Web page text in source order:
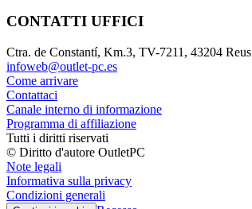
CONTATTI UFFICI
Ctra. de Constantí, Km.3, TV-7211, 43204 Reus
infoweb@outlet-pc.es
Come arrivare
Contattaci
Canale interno di informazione
Programma di affiliazione
Tutti i diritti riservati
© Diritto d'autore OutletPC
Note legali
Informativa sulla privacy
Condizioni generali